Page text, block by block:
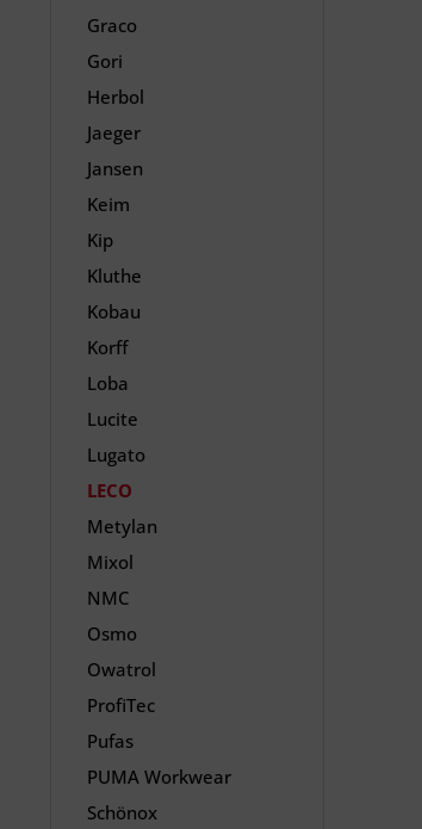
Graco
Gori
Herbol
Jaeger
Jansen
Keim
Kip
Kluthe
Kobau
Korff
Loba
Lucite
Lugato
LECO
Metylan
Mixol
NMC
Osmo
Owatrol
ProfiTec
Pufas
PUMA Workwear
Schönox